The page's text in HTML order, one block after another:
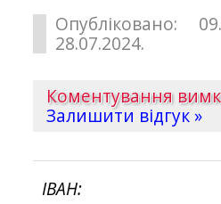
Опубліковано:
28.07.2024.
Коментування
Залишити відгук »
ІВАН